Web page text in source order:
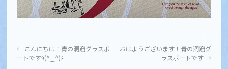
← こんにちは！青の洞窟グラスボ
ートです٩(^‿^)۶
おはようございます！青の洞窟グ
ラスボートです→